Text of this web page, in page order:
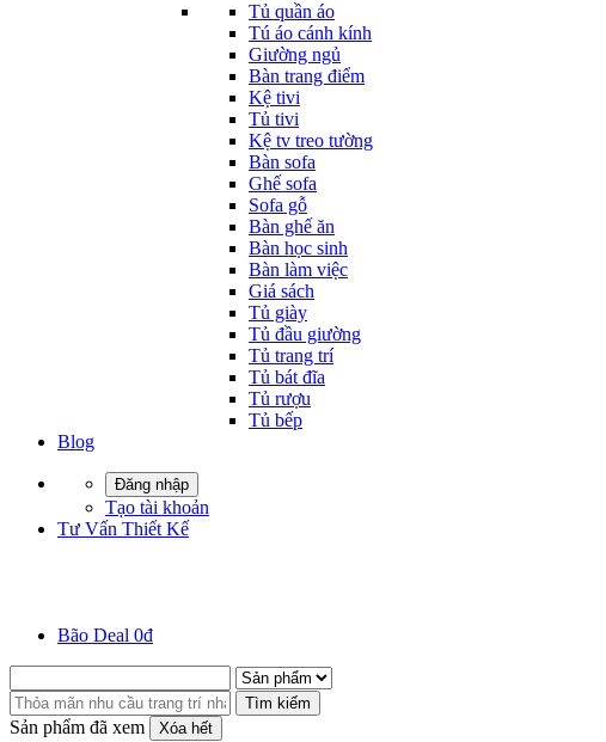
Tủ quần áo
Tú áo cánh kính
Giường ngủ
Bàn trang điểm
Kệ tivi
Tủ tivi
Kệ tv treo tường
Bàn sofa
Ghế sofa
Sofa gỗ
Bàn ghế ăn
Bàn học sinh
Bàn làm việc
Giá sách
Tủ giày
Tủ đầu giường
Tủ trang trí
Tủ bát đĩa
Tủ rượu
Tủ bếp
Blog
Đăng nhập
Tạo tài khoản
Tư Vấn Thiết Kế
Bão Deal 0đ
Tìm kiếm
Sản phẩm đã xem Xóa hết